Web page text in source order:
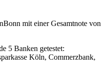
mit einer Gesamtnote von
5 Banken getestet:
Köln, Commerzbank,